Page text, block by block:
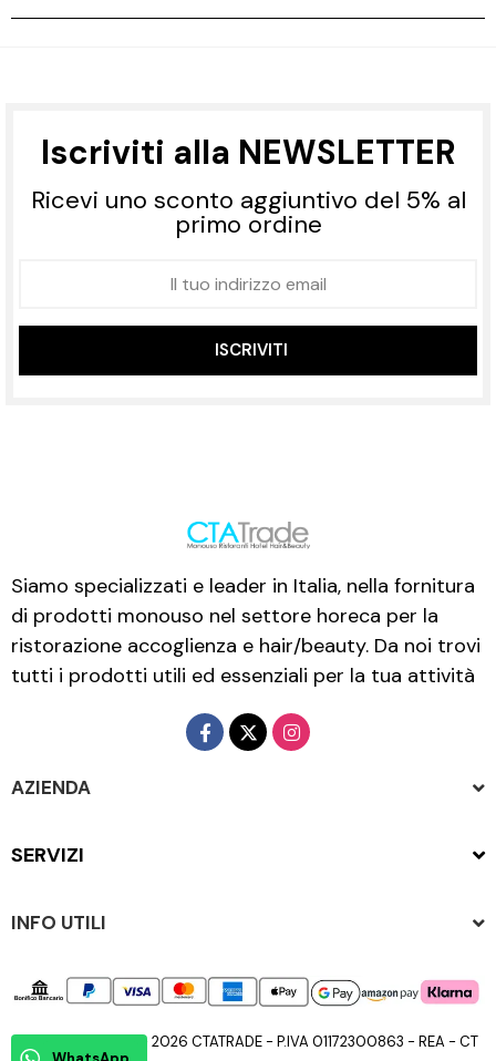
Iscriviti alla NEWSLETTER
Ricevi uno sconto aggiuntivo del 5% al
primo ordine
ISCRIVITI
Siamo specializzati e leader in Italia, nella fornitura
di prodotti monouso nel settore horeca per la
ristorazione accoglienza e hair/beauty. Da noi trovi
tutti i prodotti utili ed essenziali per la tua attività
AZIENDA
SERVIZI
INFO UTILI
Copyright © 2015 - 2026 CTATRADE - P.IVA 01172300863 - REA - CT